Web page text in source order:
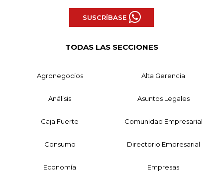
SUSCRÍBASE
TODAS LAS SECCIONES
Agronegocios Alta Gerencia
Análisis Asuntos Legales
Caja Fuerte Comunidad Empresarial
Consumo Directorio Empresarial
Economía Empresas